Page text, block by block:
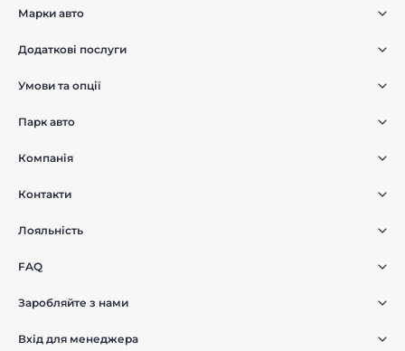
Марки авто
Додаткові послуги
Умови та опції
Парк авто
Компанія
Контакти
Лояльність
FAQ
Заробляйте з нами
Вхід для менеджера